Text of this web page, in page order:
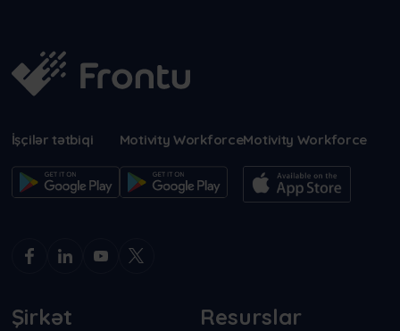
İşçilər tətbiqi Motivity WorkforceMotivity Workforce
Şirkət Resurslar